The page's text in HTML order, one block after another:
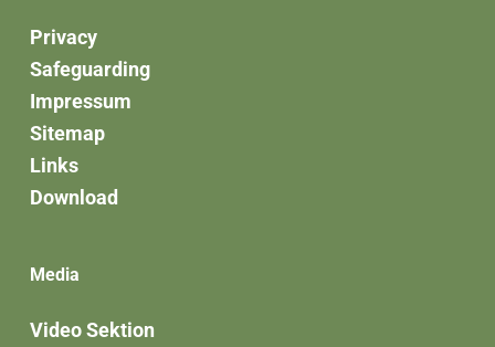
Privacy
Safeguarding
Impressum
Sitemap
Links
Download
Media
Video Sektion